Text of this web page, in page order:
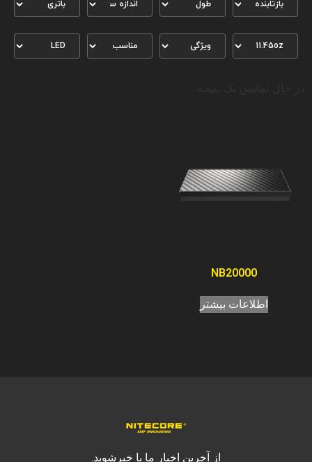
NB20000
اطلاعات بیشتر
از آخرین اخبار ما با خبرشوید.